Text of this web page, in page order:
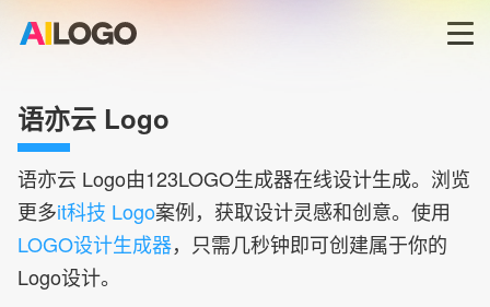
LOGO生成器→
LOGO模板
语亦云 Logo
语亦云 Logo由123LOGO生成器在线设计生成。浏览
更多it科技 Logo案例，获取设计灵感和创意。使用
LOGO设计生成器，只需几秒钟即可创建属于你的
Logo设计。